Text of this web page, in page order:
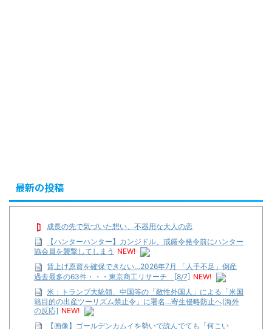
最新の投稿
成長の先で気づいた想い、不器用な大人の恋
【ハンターハンター】カンジドル、戒厳令発令前にハンター
協会員を襲撃してしまう NEW!
賃上げ原資を確保できない…2026年7月 「人手不足」倒産
過去最多の63件・・・東京商工リサーチ [8/7] NEW!
米：トランプ大統領、中国等の「敵性外国人」による「米国
籍目的の出産ツーリズム禁止令」に署名…寄生侵略防止へ[海外
の反応] NEW!
【画像】ゴールデンカムイを勢いで読んでても「何こい